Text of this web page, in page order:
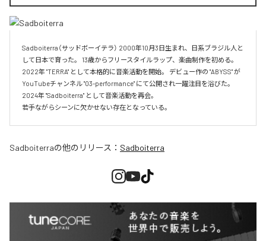
Sadboiterra（サッドボーイテラ） 2000年10月3日生まれ、日系ブラジル人と
して日本で育った。 13歳からフリースタイルラップ、楽曲制作を初める。
2022年 "TERRA" として本格的に音楽活動を開始。 デビュー作の "ABYSS" が
YouTubeチャンネル "03-performance" にて公開され一躍注目を浴びた。
2024年 "Sadboiterra" として音楽活動を再会。
若手ながらシーンに欠かせない存在となっている。
Sadboiterraの他のリリース： Sadboiterra